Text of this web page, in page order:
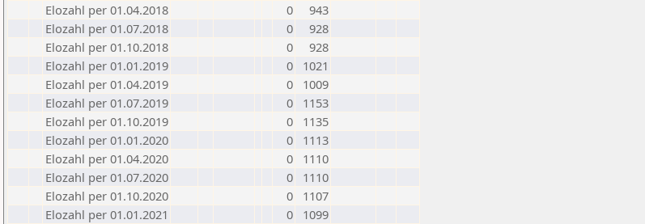
Elozahl per 01.04.2018
0
943
Elozahl per 01.07.2018
0
928
Elozahl per 01.10.2018
0
928
Elozahl per 01.01.2019
0
1021
Elozahl per 01.04.2019
0
1009
Elozahl per 01.07.2019
0
1153
Elozahl per 01.10.2019
0
1135
Elozahl per 01.01.2020
0
1113
Elozahl per 01.04.2020
0
1110
Elozahl per 01.07.2020
0
1110
Elozahl per 01.10.2020
0
1107
Elozahl per 01.01.2021
0
1099